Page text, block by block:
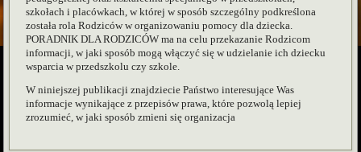
szkołach i placówkach, w której w sposób szczególny podkreślona
została rola Rodziców w organizowaniu pomocy dla dziecka.
PORADNIK DLA RODZICÓW ma na celu przekazanie Rodzicom
informacji, w jaki sposób mogą włączyć się w udzielanie ich dziecku
wsparcia w przedszkolu czy szkole.
W niniejszej publikacji znajdziecie Państwo interesujące Was
informacje wynikające z przepisów prawa, które pozwolą lepiej
zrozumieć, w jaki sposób zmieni się organizacja